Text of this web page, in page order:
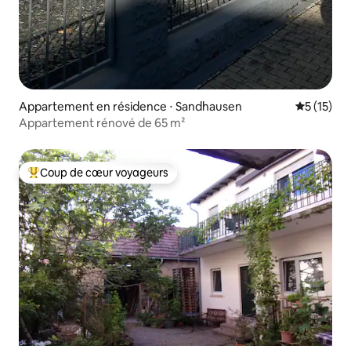
Appartement en résidence ⋅ Sandhausen
5 (15)
Appartement rénové de 65 m²
Coups de cœur voyageurs les plus appréciés
Coup de cœur voyageurs